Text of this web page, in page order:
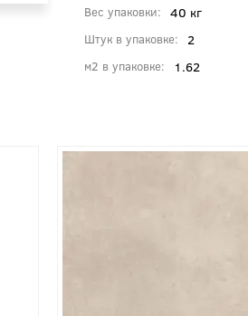
Вес упаковки 40 кг
Штук в упаковке 2
м2 в упаковке 1.62